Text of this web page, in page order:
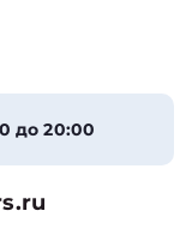
до 20:00